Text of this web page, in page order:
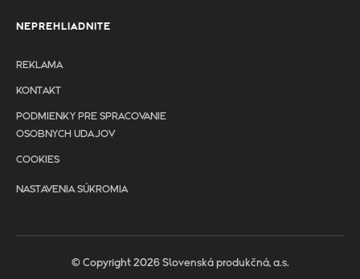
NEPREHLIADNITE
REKLAMA
KONTAKT
PODMIENKY PRE SPRACOVANIE
OSOBNYCH UDAJOV
COOKIES
NASTAVENIA SÚKROMIA
© Copyright 2026 Slovenská produkčná, a.s.